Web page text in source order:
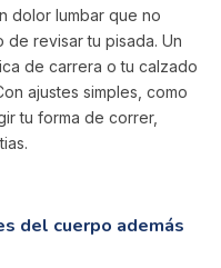
dolor lumbar que no
de revisar tu pisada. Un
de carrera o tu calzado
ajustes simples, como
tu forma de correr,
del cuerpo además